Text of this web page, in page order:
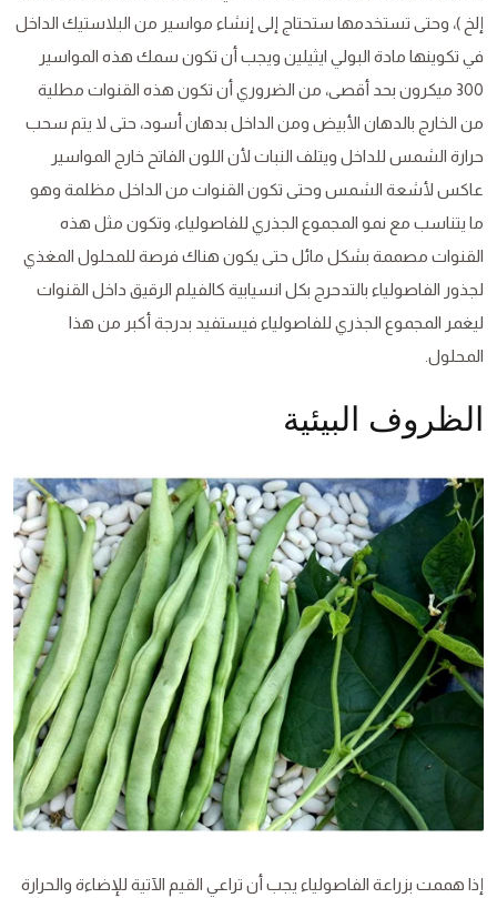
إلخ )، وحتى تستخدمها ستحتاج إلى إنشاء مواسير من البلاستيك الداخل
في تكوينها مادة البولي ايثيلين ويجب أن تكون سمك هذه المواسير
300 ميكرون بحد أقصى، من الضروري أن تكون هذه القنوات مطلية
من الخارج بالدهان الأبيض ومن الداخل بدهان أسود، حتى لا يتم سحب
حرارة الشمس للداخل ويتلف النبات لأن اللون الفاتح خارج المواسير
عاكس لأشعة الشمس وحتى تكون القنوات من الداخل مظلمة وهو
ما يتناسب مع نمو المجموع الجذري للفاصولياء، وتكون مثل هذه
القنوات مصممة بشكل مائل حتى يكون هناك فرصة للمحلول المغذي
لجذور الفاصولياء بالتدحرج بكل انسيابية كالفيلم الرقيق داخل القنوات
ليغمر المجموع الجذري للفاصولياء فيستفيد بدرجة أكبر من هذا
المحلول.
الظروف البيئية
إذا هممت بزراعة الفاصولياء يجب أن تراعي القيم الآتية للإضاءة والحرارة